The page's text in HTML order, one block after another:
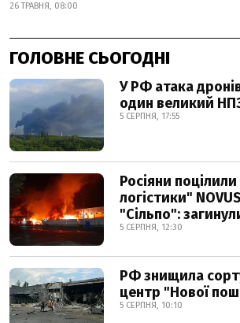
26 ТРАВНЯ, 08:00
ГОЛОВНЕ СЬОГОДНІ
У РФ атака
один великий
5 СЕРПНЯ, 17:55
Росіяни
логістики"
"Сільпо":
5 СЕРПНЯ, 12:30
РФ знищила
центр "Нової
5 СЕРПНЯ, 10:10